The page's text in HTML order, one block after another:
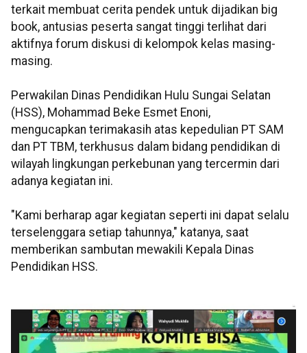
terkait membuat cerita pendek untuk dijadikan big
book, antusias peserta sangat tinggi terlihat dari
aktifnya forum diskusi di kelompok kelas masing-
masing.
Perwakilan Dinas Pendidikan Hulu Sungai Selatan
(HSS), Mohammad Beke Esmet Enoni,
mengucapkan terimakasih atas kepedulian PT SAM
dan PT TBM, terkhusus dalam bidang pendidikan di
wilayah lingkungan perkebunan yang tercermin dari
adanya kegiatan ini.
"Kami berharap agar kegiatan seperti ini dapat selalu
terselenggara setiap tahunnya," katanya, saat
memberikan sambutan mewakili Kepala Dinas
Pendidikan HSS.